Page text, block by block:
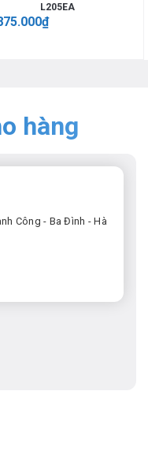
L205EA
₫
hàng
Công - Ba Đình - Hà